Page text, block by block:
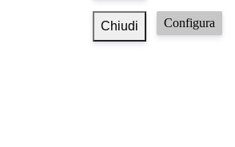
Chiudi Configura